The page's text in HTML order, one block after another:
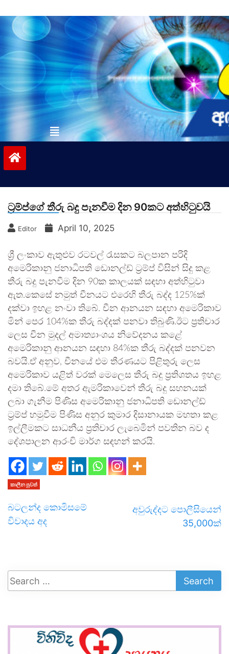
to
contentvinivida.lk
ට්‍රම්ප්ගේ තීරු බදු පැනවීම දින 90කට අත්හිටුවයි
Editor April 10, 2025
ශ්‍රී ලංකාව ඇතුළුව රටවල් රැසකට බලපාන පරිදි
අමෙරිකානු ජනාධිපති ඩොනල්ඩ් ට්‍රම්ප් විසින් සිදු කළ
තීරු බදු පැනවීම දින 90ක කාලයක් සඳහා අත්හිටුවා
ඇත.කෙසේ නමුත් චීනයට එරෙහි තීරු බද්ද 125%ක්
දක්වා ඉහළ නංවා තිබේ. චීන ආනයන සඳහා අමෙරිකාව
මින් පෙර 104%ක තීරු බද්දක් පනවා තිබුණි.ඊට ප්‍රතිචාර
ලෙස චීන මුදල් අමාත්‍යාංශය නිවේදනය කළේ
අමෙරිකානු ආනයන සඳහා 84%ක තීරු බද්දක් පනවන
බවයි.ඒ අනුව, චීනයේ එම තීරණයට පිළිතුරු ලෙස
අමෙරිකාව යළිත් වරක් මෙලෙස තීරු බදු ප්‍රතිශතය ඉහළ
දමා තිබේ.මේ අතර ඇමරිකාවෙන් තීරු බදු සහනයක්
ලබා ගැනීම පිණිස අමෙරිකානු ජනාධිපති ඩොනල්ඩ්
ට්‍රම්ප් හමුවීම පිණිස අනුර කුමාර දිසානායක මහතා කළ
ඉල්ලීමකට සාධනීය ප්‍රතිචාර ලැබෙමින් පවතින බව ද
දේශපාලන ආරංචි මාර්ග සඳහන් කරයි.
කාලීන පුවත්
බටලන්ද කොමිසමේ
විවාදය අද
අවුරුද්දට පොලීසියෙන්
35,000ක්